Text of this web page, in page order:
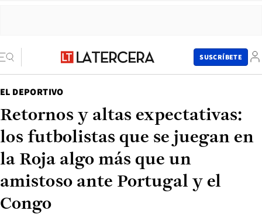
SUSCRÍBETE
EL DEPORTIVO
Retornos y altas expectativas:
los futbolistas que se juegan en
la Roja algo más que un
amistoso ante Portugal y el
Congo